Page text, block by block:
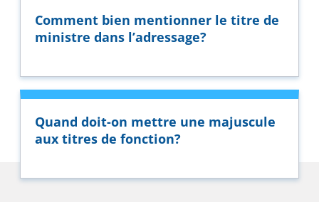
Comment bien mentionner le titre de
ministre dans l’adressage?
Quand doit-on mettre une majuscule
aux titres de fonction?